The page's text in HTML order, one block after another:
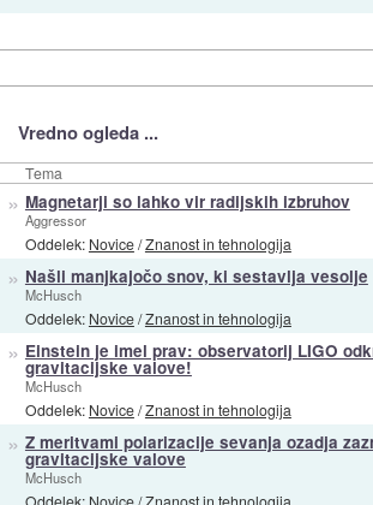
Vredno ogleda ...
Tema
» Magnetarji so lahko vir radijskih izbruhov
Aggressor
Oddelek: Novice/Znanost in tehnologija
» Našli manjkajočo snov, ki sestavlja vesolje
McHusch
Oddelek: Novice/Znanost in tehnologija
» Einstein je imel prav: observatorij LIGO
gravitacijske valove!
McHusch
Oddelek: Novice/Znanost in tehnologija
» Z meritvami polarizacije sevanja ozadja
gravitacijske valove
McHusch
Oddelek: Novice/Znanost in tehnologija